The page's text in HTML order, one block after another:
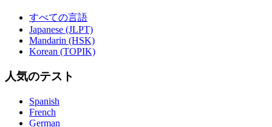
すべての言語
Japanese (JLPT)
Mandarin (HSK)
Korean (TOPIK)
人気のテスト
Spanish
French
German